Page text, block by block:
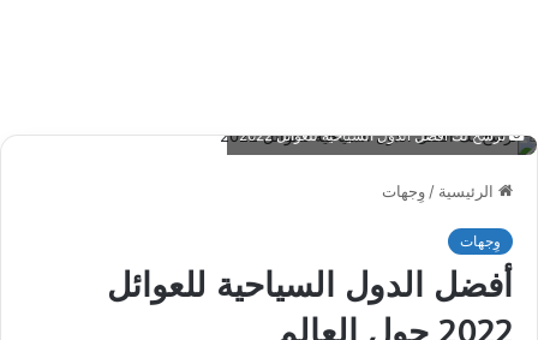
نرشح لك أفضل الدول السياحية للعوائل 2022
الرئيسية / وِجهات
وِجهات
أفضل الدول السياحية للعوائل
2022 حول العالم